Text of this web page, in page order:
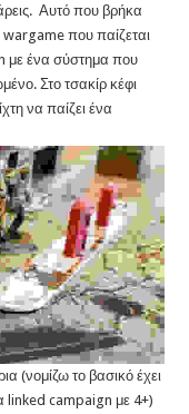
Αυτό που βρήκα
wargame που παίζεται
με ένα σύστημα που
Στο τσακίρ κέφι
να παίζει ένα
(νομίζω το βασικό έχει
linked campaign με 4+)